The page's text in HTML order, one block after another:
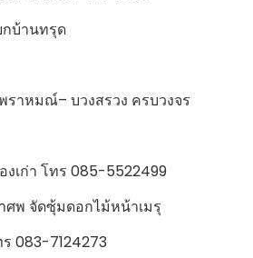
กบ้านทรุด
าหมณ์– บวงสรวง ครบวงจร
เก่า โทร 085-5522499
พ จัดซุ้มดอกไม้หน้าเมรุ
083-7124273